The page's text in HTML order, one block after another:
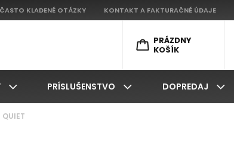
ČASTO KLADENÉ OTÁZKY KONTAKT A FAKTURAČNÉ ÚDAJE
PRÁZDNY
KOŠÍK
PRÍSLUŠENSTVO DOPREDAJ